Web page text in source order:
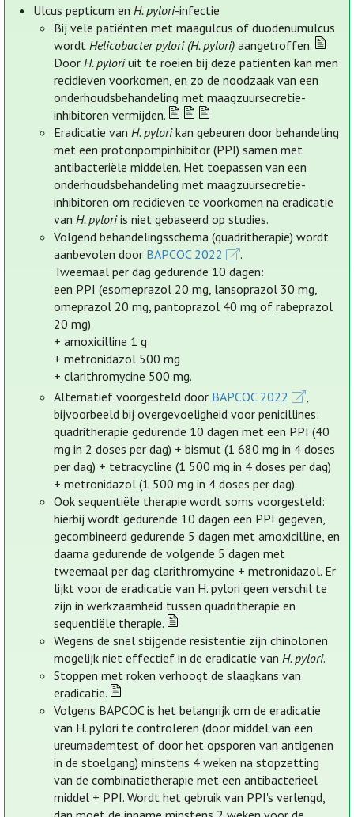
Ulcus pepticum enH. pylori-infectie
Bij vele patiënten met maagulcus of duodenumulcus
wordtHelicobacter pylori (H. pylori) aangetroffen.
DoorH. pyloriuit te roeien bij deze patiënten kan men
recidieven voorkomen, en zo de noodzaak van een
onderhoudsbehandeling met maagzuursecretie-
inhibitoren vermijden.
Eradicatie vanH. pylorikan gebeuren door behandeling
met een protonpompinhibitor (PPI) samen met
antibacteriële middelen. Het toepassen van een
onderhoudsbehandeling met maagzuursecretie-
inhibitoren om recidieven te voorkomen na eradicatie
vanH. pyloriis niet gebaseerd op studies.
Volgend behandelingsschema (quadritherapie) wordt
aanbevolen door BAPCOC 2022
.
Tweemaal per dag gedurende 10 dagen:
een PPI (esomeprazol 20 mg, lansoprazol 30 mg,
omeprazol 20 mg, pantoprazol 40 mg of rabeprazol
20 mg)
+ amoxicilline 1 g
+ metronidazol 500 mg
+ clarithromycine 500 mg.
Alternatief voorgesteld door BAPCOC 2022
,
bijvoorbeeld bij overgevoeligheid voor penicillines:
quadritherapie gedurende 10 dagen met een PPI (40
mg in 2 doses per dag) + bismut (1 680 mg in 4 doses
per dag) + tetracycline (1 500 mg in 4 doses per dag)
+ metronidazol (1 500 mg in 4 doses per dag).
Ook sequentiële therapie wordt soms voorgesteld:
hierbij wordt gedurende 10 dagen een PPI gegeven,
gecombineerd gedurende 5 dagen met amoxicilline, en
daarna gedurende de volgende 5 dagen met
tweemaal per dag clarithromycine + metronidazol. Er
lijkt voor de eradicatie van H. pylori geen verschil te
zijn in werkzaamheid tussen quadritherapie en
sequentiële therapie.
Wegens de snel stijgende resistentie zijn chinolonen
mogelijk niet effectief in de eradicatie vanH. pylori.
Stoppen met roken verhoogt de slaagkans van
eradicatie.
Volgens BAPCOC is het belangrijk om de eradicatie
van H. pylori te controleren (door middel van een
ureumademtest of door het opsporen van antigenen
in de stoelgang) minstens 4 weken na stopzetting
van de combinatietherapie met een antibacterieel
middel + PPI. Wordt het gebruik van PPI's verlengd,